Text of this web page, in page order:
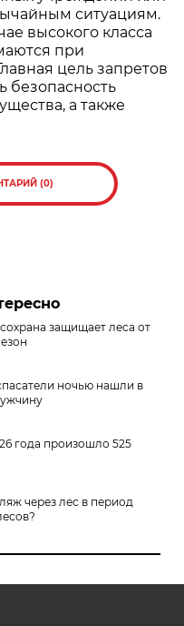
ситуациям.
высокого класса
при
цель запретов
безопасность
а также
(0)
защищает леса от
ночью нашли в
года произошло 525
через лес в период